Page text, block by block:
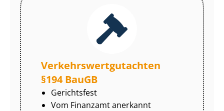
Ver­kehrs­wert­gut­ach­ten
§194 BauGB
Gerichtsfest
Vom Finanzamt anerkannt